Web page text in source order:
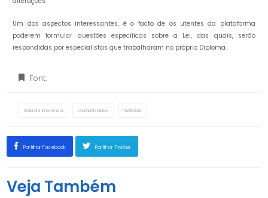
Um dos aspectos interessantes, é o facto de os utentes da plataforma
poderem formular questões específicas sobre a Lei, das quais, serão
respondidas por especialistas que trabalharam no próprio Diploma.
Font:
Sala de Imprensa Comunicados Notícias
Partilhar Facebook Partilhar Twitter
Veja Também